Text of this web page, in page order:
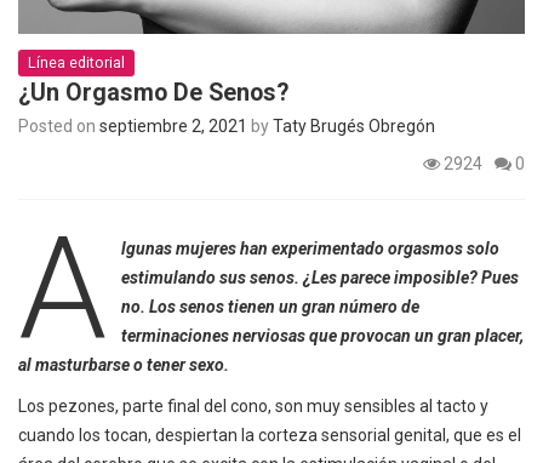
Línea editorial
¿Un Orgasmo De Senos?
Posted on septiembre 2, 2021 byTaty Brugés Obregón
2924
0
A
lgunas mujeres han experimentado orgasmos solo
estimulando sus senos. ¿Les parece imposible? Pues
no. Los senos tienen un gran número de
terminaciones nerviosas que provocan un gran placer,
al masturbarse o tener sexo.
Los pezones, parte final del cono, son muy sensibles al tacto y
cuando los tocan, despiertan la corteza sensorial genital, que es el